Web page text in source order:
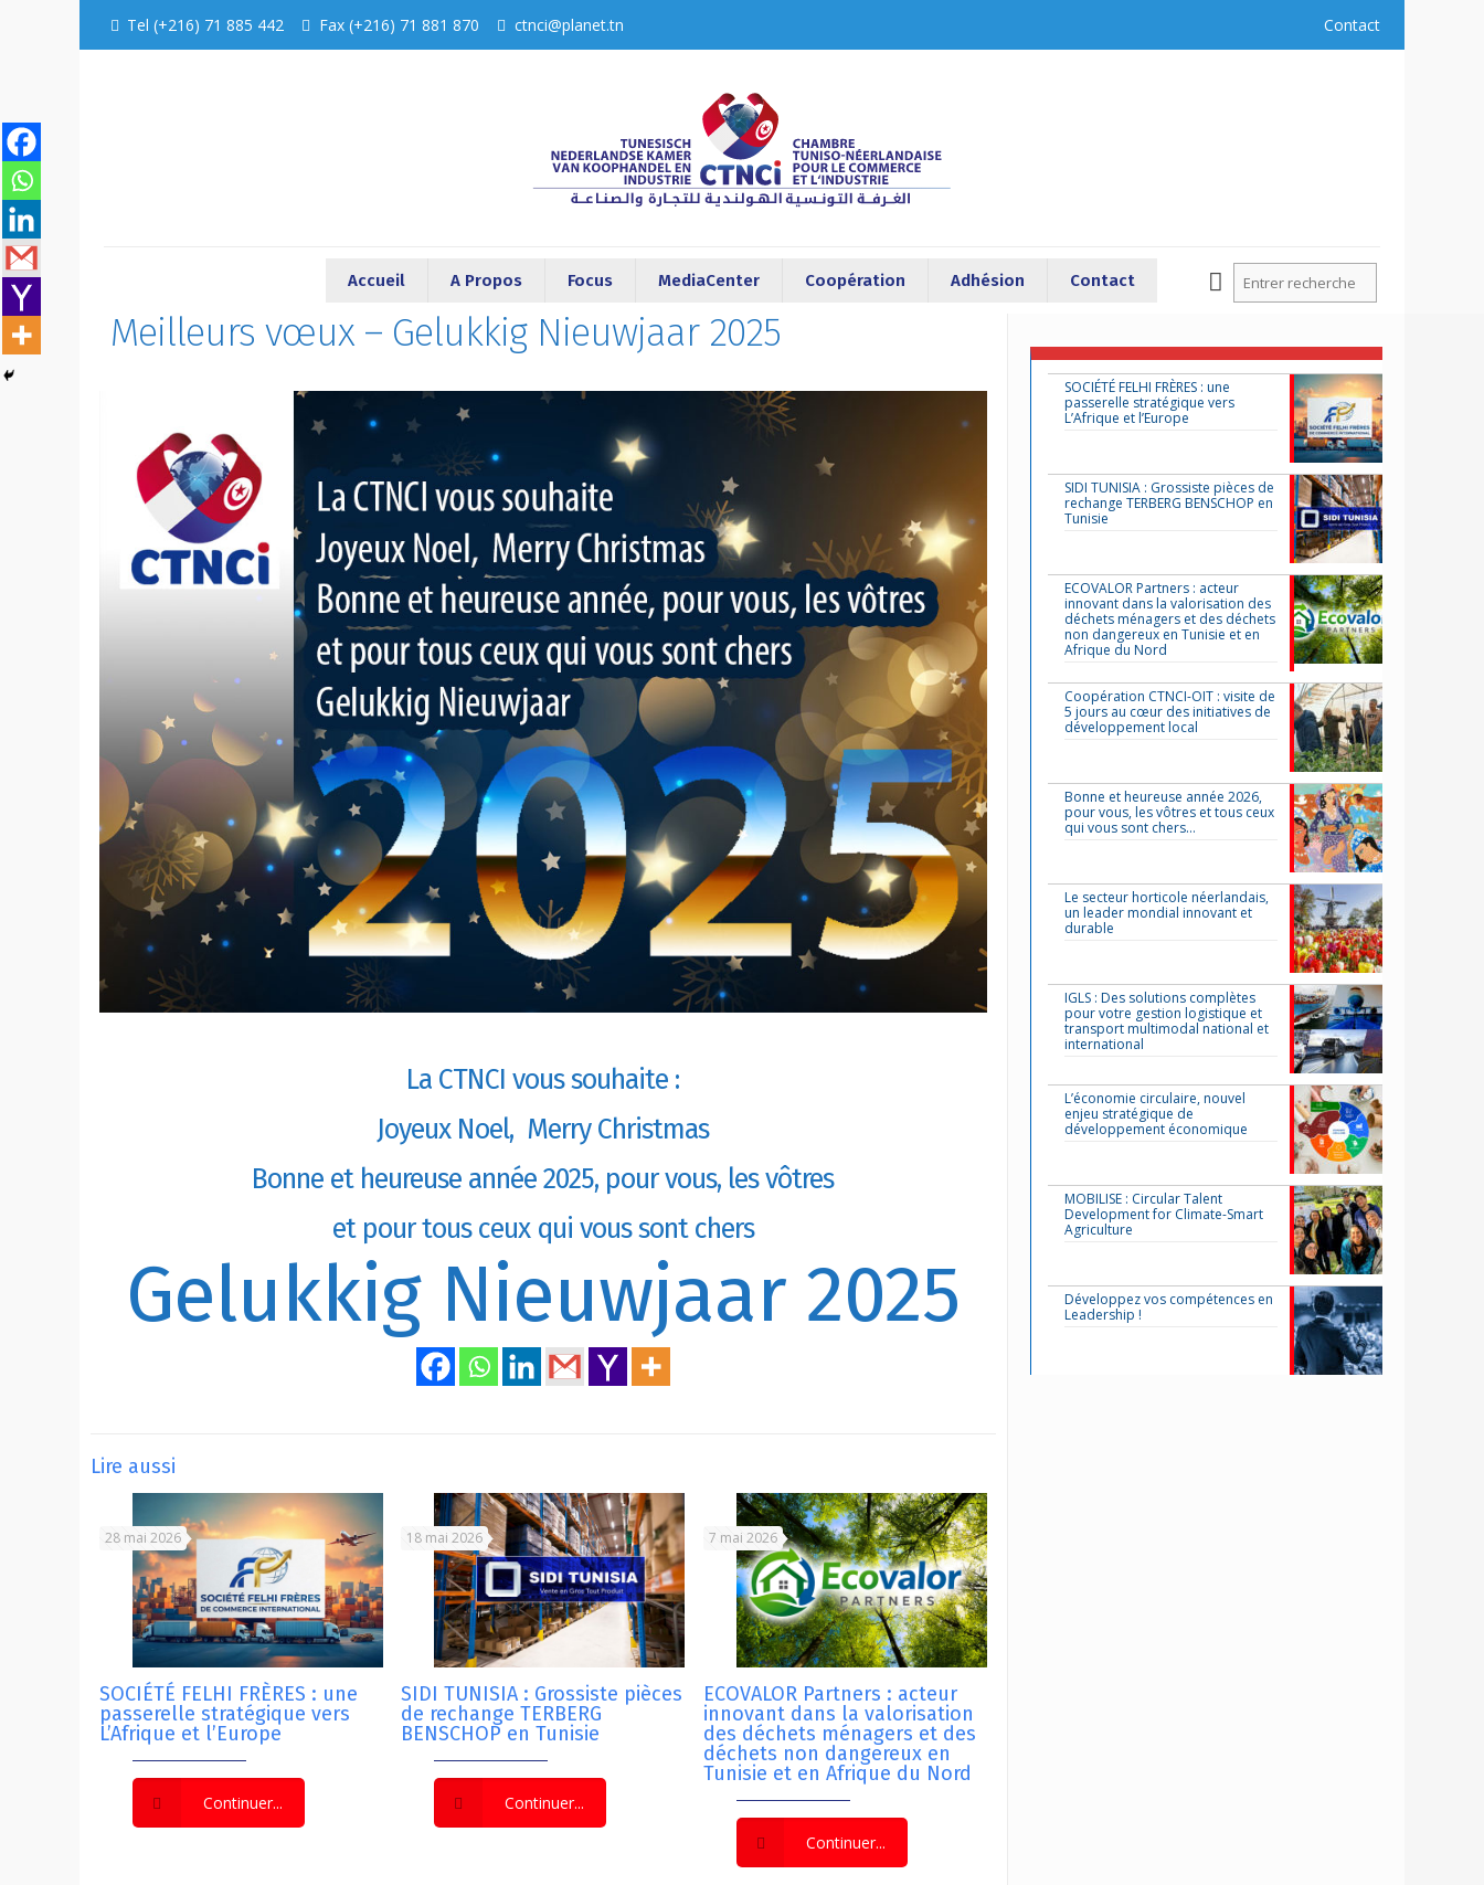
Tel (+216) 71 885 442 Fax (+216) 71 881 870 ctnci@planet.tn Contact
Accueil A Propos Focus MediaCenter Coopération Adhésion Contact
Meilleurs vœux – Gelukkig Nieuwjaar 2025
La CTNCI vous souhaite :
Joyeux Noel, Merry Christmas
Bonne et heureuse année 2025, pour vous, les vôtres
et pour tous ceux qui vous sont chers
Gelukkig Nieuwjaar 2025
Lire aussi
28 mai 2026
SOCIÉTÉ FELHI FRÈRES : une
passerelle stratégique vers
L’Afrique et l’Europe
Continuer...
18 mai 2026
SIDI TUNISIA : Grossiste pièces
de rechange TERBERG
BENSCHOP en Tunisie
Continuer...
7 mai 2026
ECOVALOR Partners : acteur
innovant dans la valorisation
des déchets ménagers et des
déchets non dangereux en
Tunisie et en Afrique du Nord
Continuer...
SOCIÉTÉ FELHI FRÈRES : une
passerelle stratégique vers
L’Afrique et l’Europe
SIDI TUNISIA : Grossiste pièces de
rechange TERBERG BENSCHOP en
Tunisie
ECOVALOR Partners : acteur
innovant dans la valorisation des
déchets ménagers et des déchets
non dangereux en Tunisie et en
Afrique du Nord
Coopération CTNCI-OIT : visite de
5 jours au cœur des initiatives de
développement local
Bonne et heureuse année 2026,
pour vous, les vôtres et tous ceux
qui vous sont chers…
Le secteur horticole néerlandais,
un leader mondial innovant et
durable
IGLS : Des solutions complètes
pour votre gestion logistique et
transport multimodal national et
international
L’économie circulaire, nouvel
enjeu stratégique de
développement économique
MOBILISE : Circular Talent
Development for Climate-Smart
Agriculture
Développez vos compétences en
Leadership !